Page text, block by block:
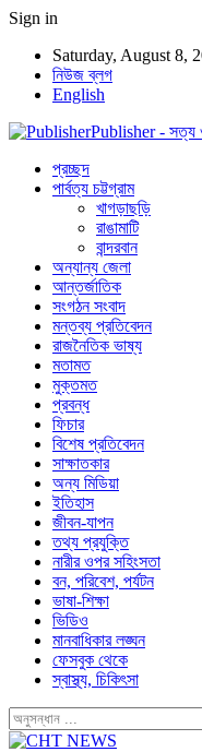
Sign in
Saturday, August 8,
নিউজ ব্লগ
English
Publisher - সত্য ও
প্রচ্ছদ
পার্বত্য চট্টগ্রাম
খাগড়াছড়ি
রাঙামাটি
বান্দরবান
অন্যান্য জেলা
আন্তর্জাতিক
সংগঠন সংবাদ
মন্তব্য প্রতিবেদন
রাজনৈতিক ভাষ্য
মতামত
মুক্তমত
প্রবন্ধ
ফিচার
বিশেষ প্রতিবেদন
সাক্ষাতকার
অন্য মিডিয়া
ইতিহাস
জীবন-যাপন
তথ্য প্রযুক্তি
নারীর ওপর সহিংসতা
বন, পরিবেশ, পর্যটন
ভাষা-শিক্ষা
ভিডিও
মানবাধিকার লঙ্ঘন
ফেসবুক থেকে
স্বাস্থ্য, চিকিৎসা